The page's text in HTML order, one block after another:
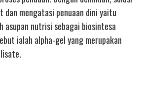
mengatasi penuaan dini yaitu
asupan nutrisi sebagai biosintesa
ialah alpha-gel yang merupakan